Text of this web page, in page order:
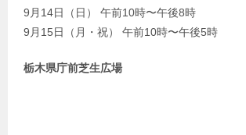
9月14日（日） 午前10時〜午後8時
9月15日（月・祝） 午前10時〜午後5時
栃木県庁前芝生広場